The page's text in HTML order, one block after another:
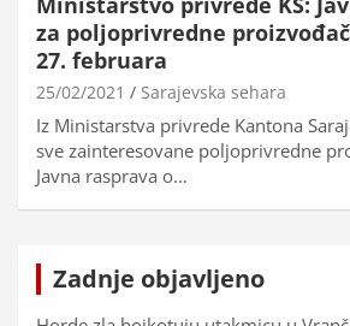
za poljoprivredne
27. februara
25/02/2021 Sarajevska sehara
Iz Ministarstva privrede Kantona
sve zainteresovane poljoprivredne
Javna rasprava o…
Zadnje objavljeno